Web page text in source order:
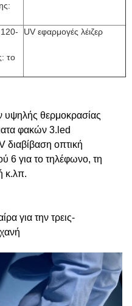
το
UV εφαρμογές λέιζερ
υψηλής θερμοκρασίας
φακών 3.led
διαβίβαση οπτική
6 για το τηλέφωνο, τη
κ.λπ.
για την τρεις-